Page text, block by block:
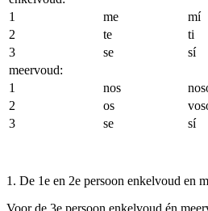
1
me mí
2
te ti
3
se sí
meervoud:
1
nos
2
os
3
se sí
1. De 1e en 2e persoon enkelvoud en
Voor de 3e persoon enkelvoud én